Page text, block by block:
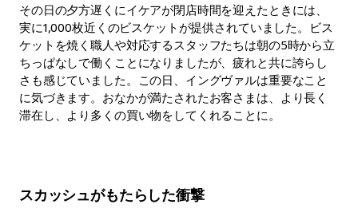
その日の夕方遅くにイケアが閉店時間を迎えたときには、
実に1,000枚近くのビスケットが提供されていました。ビス
ケットを焼く職人や対応するスタッフたちは朝の5時から立
ちっぱなしで働くことになりましたが、疲れと共に誇らし
さも感じていました。この日、イングヴァルは重要なこと
に気づきます。おなかが満たされたお客さまは、より長く
滞在し、より多くの買い物をしてくれることに。
スカッシュがもたらした衝撃